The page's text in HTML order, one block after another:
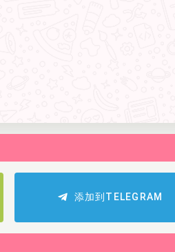
添加到TELEGRAM